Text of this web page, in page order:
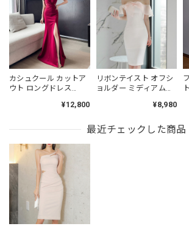
カシュクール カットア
ウト ロングドレス
¥12,800
リボンテイスト オフシ
ョルダー ミディアムド
¥8,980
最近チェックした商品